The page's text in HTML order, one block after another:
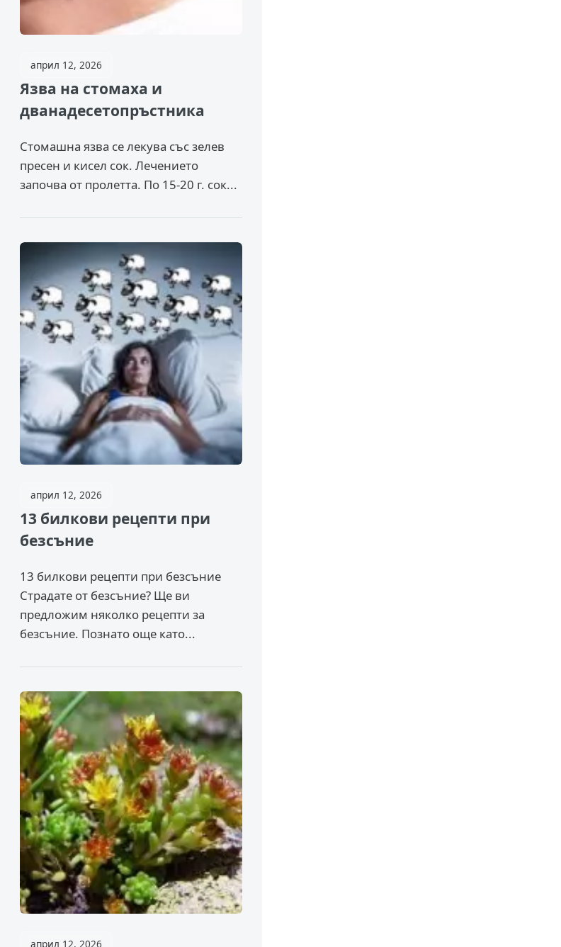
април 12, 2026
Язва на стомаха и
дванадесетопръстника
Стомашна язва се лекува със зелев
пресен и кисел сок. Лечението
започва от пролетта. По 15-20 г. сок...
април 12, 2026
13 билкови рецепти при
безсъние
13 билкови рецепти при безсъние
Страдате от безсъние? Ще ви
предложим няколко рецепти за
безсъние. Познато още като...
април 12, 2026